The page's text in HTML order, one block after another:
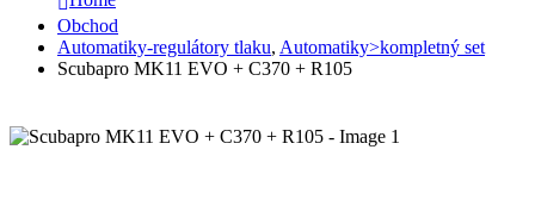
Obchod
Automatiky-regulátory tlaku, Automatiky>kompletný set
Scubapro MK11 EVO + C370 + R105